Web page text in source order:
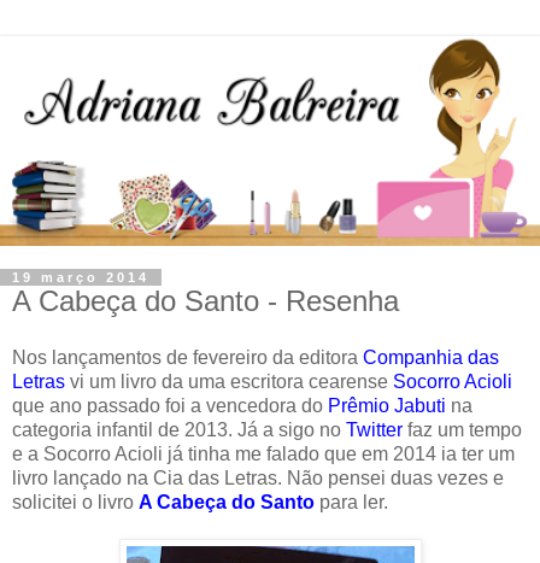
19 março 2014
A Cabeça do Santo - Resenha
Nos lançamentos de fevereiro da editora Companhia das
Letras vi um livro da uma escritora cearense Socorro Acioli
que ano passado foi a vencedora do Prêmio Jabuti na
categoria infantil de 2013. Já a sigo no Twitter faz um tempo
e a Socorro Acioli já tinha me falado que em 2014 ia ter um
livro lançado na Cia das Letras. Não pensei duas vezes e
solicitei o livro A Cabeça do Santo para ler.